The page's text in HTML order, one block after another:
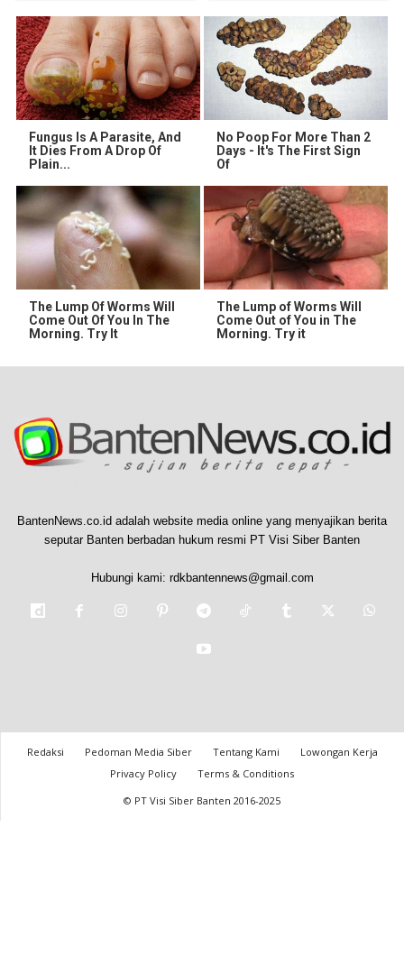
Fungus Is A Parasite, And
It Dies From A Drop Of
Plain...
No Poop For More Than 2
Days - It's The First Sign
Of
The Lump Of Worms Will
Come Out Of You In The
Morning. Try It
The Lump of Worms Will
Come Out of You in The
Morning. Try it
BantenNews.co.id adalah website media online yang menyajikan berita
seputar Banten berbadan hukum resmi PT Visi Siber Banten
Hubungi kami: rdkbantennews@gmail.com
Redaksi Pedoman Media Siber Tentang Kami
Lowongan Kerja
Privacy Policy
Terms & Conditions
© PT Visi Siber Banten 2016-2025